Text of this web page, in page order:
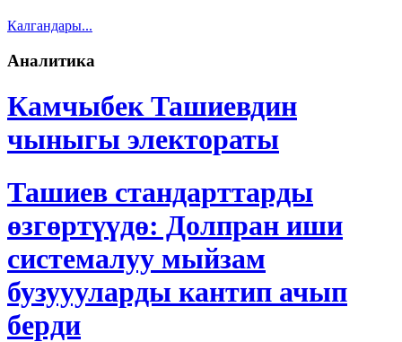
Калгандары...
Аналитика
Камчыбек Ташиевдин
чыныгы электораты
Ташиев стандарттарды
өзгөртүүдө: Долпран иши
системалуу мыйзам
бузуууларды кантип ачып
берди